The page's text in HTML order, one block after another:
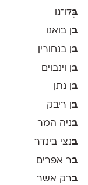
בְּלוּ־גוּ
בן בואנו
בן בנחורין
בן וינבוים
בן נתן
בן ריבק
בניה המר
בנצי בינדר
בר אפרים
ברק אשר